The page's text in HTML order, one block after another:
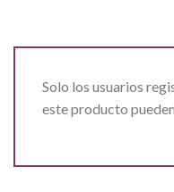
Solo los usuarios
este producto